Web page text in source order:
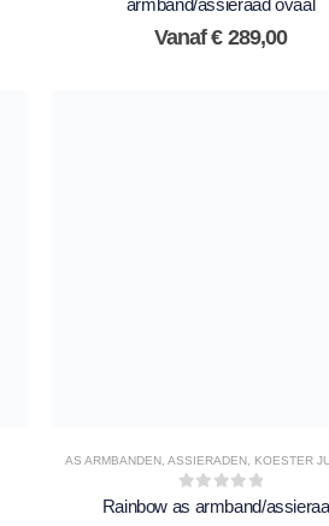
Vanaf€289,00
AS ARMBANDEN ,ASSIERADEN KOESTER
0out of 5
Rainbow as armband/